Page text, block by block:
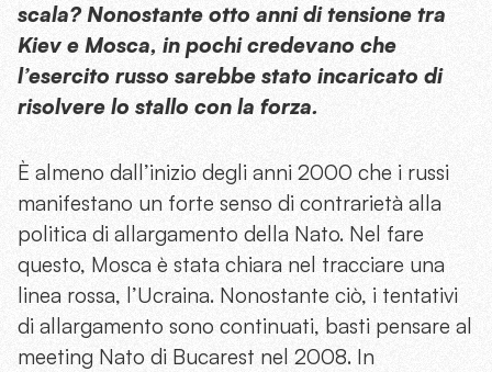
scala? Nonostante otto anni di tensione tra
Kiev e Mosca, in pochi credevano che
l’esercito russo sarebbe stato incaricato di
risolvere lo stallo con la forza.
È almeno dall’inizio degli anni 2000 che i russi
manifestano un forte senso di contrarietà alla
politica di allargamento della Nato. Nel fare
questo, Mosca è stata chiara nel tracciare una
linea rossa, l’Ucraina. Nonostante ciò, i tentativi
di allargamento sono continuati, basti pensare al
meeting Nato di Bucarest nel 2008. In